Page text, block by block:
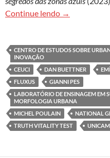
Continue lendo →
CENTRO DE ESTUDOS SOBRE
INOVAÇÃO
CEUCI
DAN BUETTNER
FLUXUS
GIANNI PES
LABORATÓRIO DE ENSINAGEM EM
MORFOLOGIA URBANA
MICHEL POULAIN
NATIONAL
TRUTH VITALITY TEST